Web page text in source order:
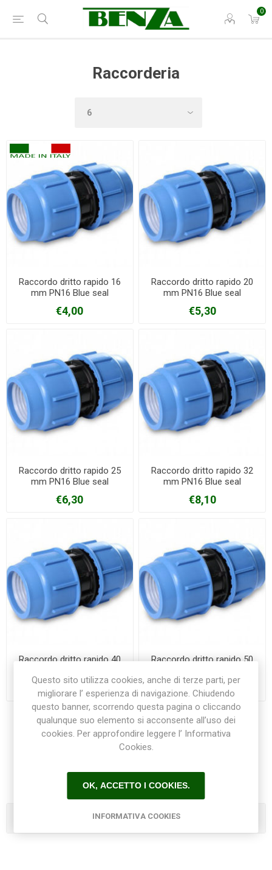
0
Raccorderia
Raccordo dritto rapido 16
mm PN16 Blue seal
€4,00
Raccordo dritto rapido 20
mm PN16 Blue seal
€5,30
Raccordo dritto rapido 25
mm PN16 Blue seal
€6,30
Raccordo dritto rapido 32
mm PN16 Blue seal
€8,10
Raccordo dritto rapido 40
€13,10
Raccordo dritto rapido 50
€17,80
4
Questo sito utilizza cookies, anche di terze parti, per
migliorare l’ esperienza di navigazione. Chiudendo
questo banner, scorrendo questa pagina o cliccando
qualunque suo elemento si acconsente all’uso dei
cookies. Per approfondire leggere l’ Informativa
Cookies.
OK, ACCETTO I COOKIES.
INFORMATIVA COOKIES